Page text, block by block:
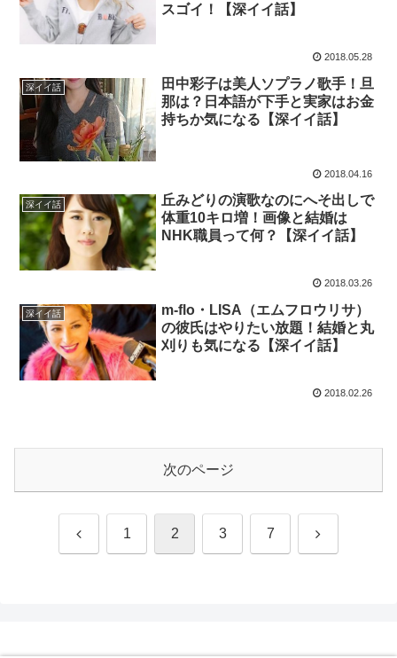
スゴイ！【深イイ話】
2018.05.28
深イイ話
田中彩子は美人ソプラノ歌手！旦
那は？日本語が下手と実家はお金
持ちか気になる【深イイ話】
2018.04.16
深イイ話
丘みどりの演歌なのにへそ出しで
体重10キロ増！画像と結婚は
NHK職員って何？【深イイ話】
2018.03.26
深イイ話
m-flo・LISA（エムフロウリサ）
の彼氏はやりたい放題！結婚と丸
刈りも気になる【深イイ話】
2018.02.26
次のページ
前 1 2 3 7 次